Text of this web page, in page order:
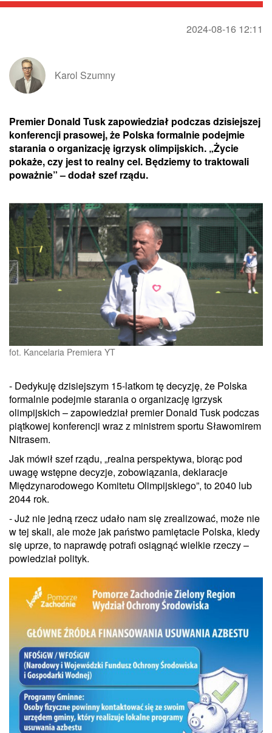
2024-08-16 12:11
Karol Szumny
Premier Donald Tusk zapowiedział podczas dzisiejszej
konferencji prasowej, że Polska formalnie podejmie
starania o organizację igrzysk olimpijskich. „Życie
pokaże, czy jest to realny cel. Będziemy to traktowali
poważnie” – dodał szef rządu.
fot. Kancelaria Premiera YT
- Dedykuję dzisiejszym 15-latkom tę decyzję, że Polska
formalnie podejmie starania o organizację igrzysk
olimpijskich – zapowiedział premier Donald Tusk podczas
piątkowej konferencji wraz z ministrem sportu Sławomirem
Nitrasem.
Jak mówił szef rządu, „realna perspektywa, biorąc pod
uwagę wstępne decyzje, zobowiązania, deklaracje
Międzynarodowego Komitetu Olimpijskiego”, to 2040 lub
2044 rok.
- Już nie jedną rzecz udało nam się zrealizować, może nie
w tej skali, ale może jak państwo pamiętacie Polska, kiedy
się uprze, to naprawdę potrafi osiągnąć wielkie rzeczy –
powiedział polityk.